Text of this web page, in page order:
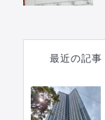
最近の記事